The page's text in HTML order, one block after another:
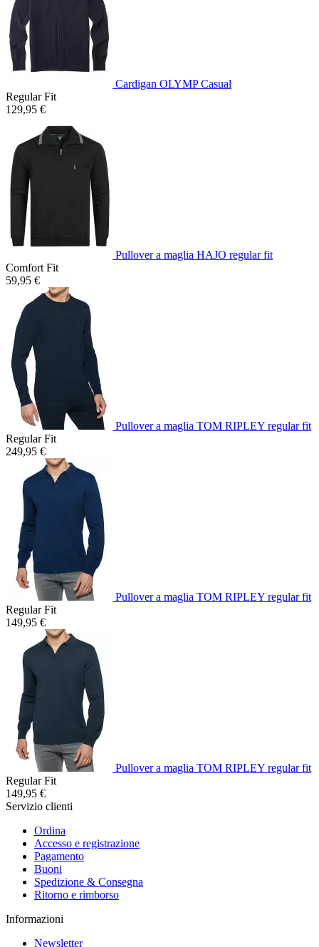
Cardigan OLYMP Casual
Regular Fit
129,95 €
Pullover a maglia HAJO regular fit
Comfort Fit
59,95 €
Pullover a maglia TOM RIPLEY regular fit
Regular Fit
249,95 €
Pullover a maglia TOM RIPLEY regular fit
Regular Fit
149,95 €
Pullover a maglia TOM RIPLEY regular fit
Regular Fit
149,95 €
Servizio clienti
Ordina
Accesso e registrazione
Pagamento
Buoni
Spedizione & Consegna
Ritorno e rimborso
Informazioni
Newsletter